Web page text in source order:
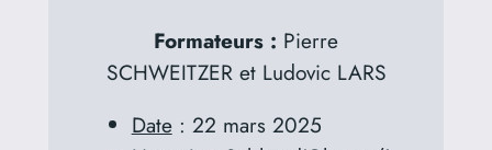
Formateurs : Pierre
SCHWEITZER et Ludovic LARS
Date: 22 mars 2025